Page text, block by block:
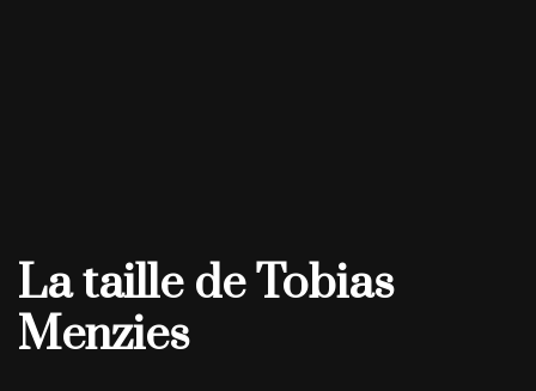
La taille de Tobias
Menzies